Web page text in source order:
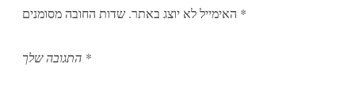
האימייל לא יוצג באתר. *
*